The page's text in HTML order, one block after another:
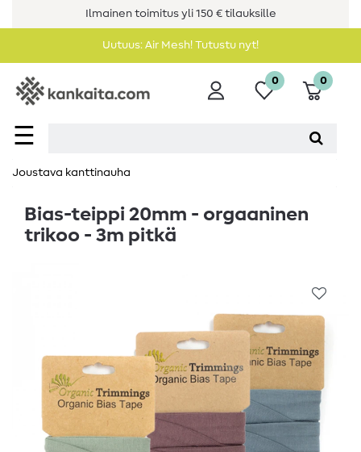
Ilmainen toimitus yli 150 € tilauksille
Uutuus: Air Mesh! Tutustu nyt!
☰
0 0
Joustava kanttinauha
Bias-teippi 20mm - orgaaninen
trikoo - 3m pitkä